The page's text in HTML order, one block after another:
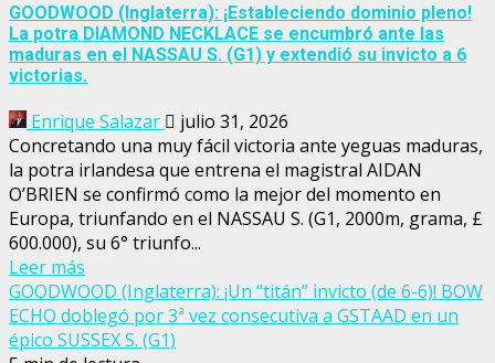
GOODWOOD (Inglaterra): ¡Estableciendo dominio pleno!
La potra DIAMOND NECKLACE se encumbró ante las
maduras en el NASSAU S. (G1) y extendió su invicto a 6
victorias.
Enrique Salazar
julio 31, 2026
Concretando una muy fácil victoria ante yeguas maduras,
la potra irlandesa que entrena el magistral AIDAN
O’BRIEN se confirmó como la mejor del momento en
Europa, triunfando en el NASSAU S. (G1, 2000m, grama, £
600.000), su 6° triunfo...
Leer más
GOODWOOD (Inglaterra): ¡Un “titán” invicto (de 6-6)! BOW
ECHO doblegó por 3ª vez consecutiva a GSTAAD en un
épico SUSSEX S. (G1)